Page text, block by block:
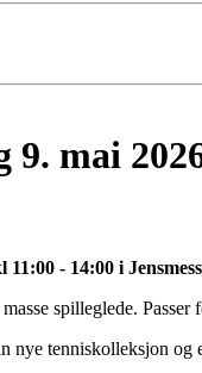
9. mai
- 14:00 i
spilleglede.
nye tenniskolleksjon og